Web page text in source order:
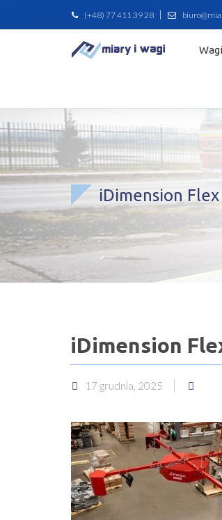
(+48) 77 411 39 28
iDimension
iDimension
17 grudnia, 2025